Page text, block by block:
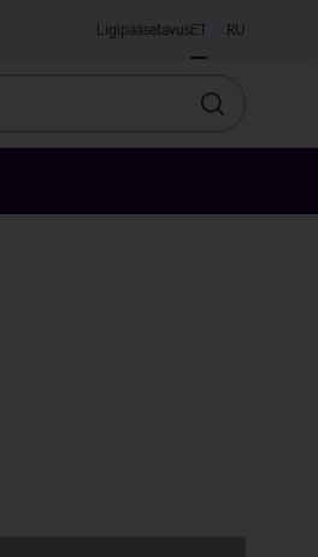
LigipääsetavusET RU
Otsin